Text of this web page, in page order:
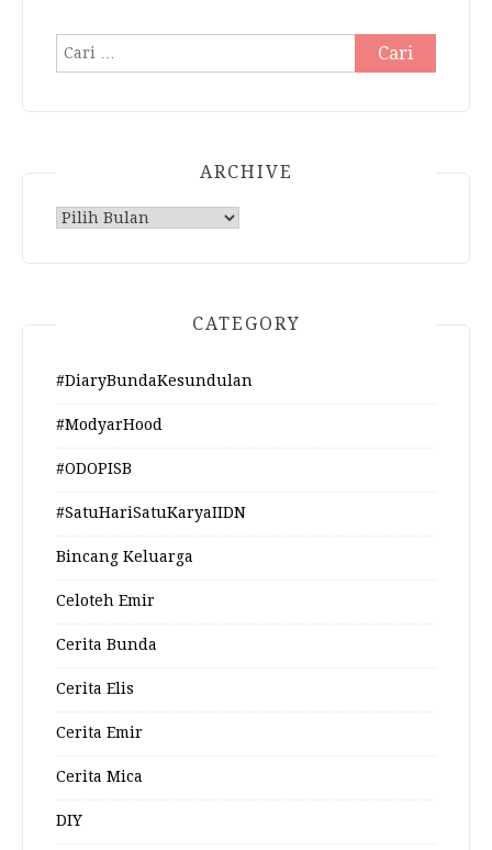
Cari
untuk:
ARCHIVE
Archive
CATEGORY
#DiaryBundaKesundulan
#ModyarHood
#ODOPISB
#SatuHariSatuKaryaIIDN
Bincang Keluarga
Celoteh Emir
Cerita Bunda
Cerita Elis
Cerita Emir
Cerita Mica
DIY